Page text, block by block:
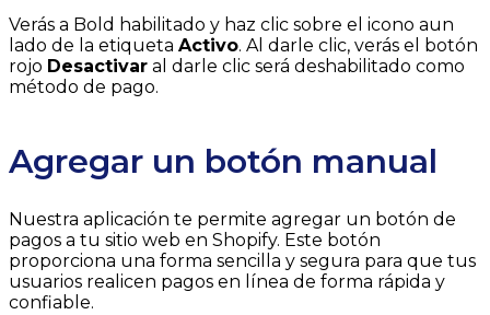
Verás a Bold habilitado y haz clic sobre el icono aun
lado de la etiqueta Activo. Al darle clic, verás el botón
rojo Desactivar al darle clic será deshabilitado como
método de pago.
Agregar un botón manual
Nuestra aplicación te permite agregar un botón de
pagos a tu sitio web en Shopify. Este botón
proporciona una forma sencilla y segura para que tus
usuarios realicen pagos en línea de forma rápida y
confiable.